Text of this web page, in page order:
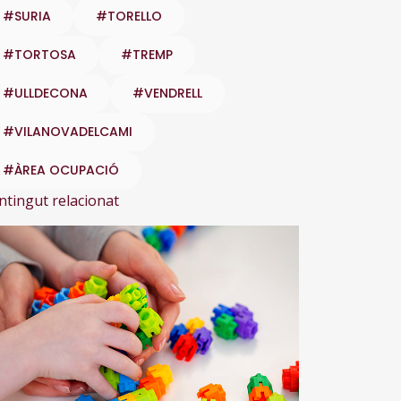
#SURIA #TORELLO
#TORTOSA #TREMP
#ULLDECONA #VENDRELL
#VILANOVADELCAMI
#ÀREA OCUPACIÓ
relacionat